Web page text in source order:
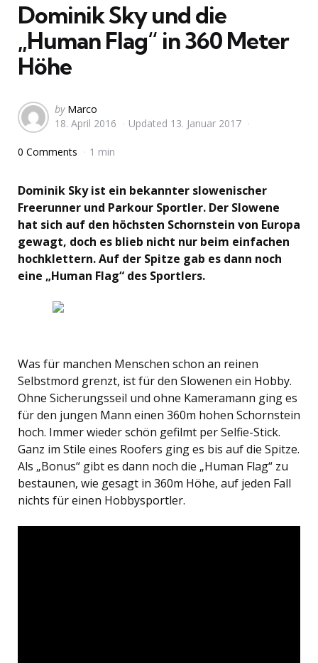
Dominik Sky und die
„Human Flag“ in 360 Meter
Höhe
Posted
by
by Marco
18. April 2016
Updated 13. Januar 2017
0 Comments 1 min
Dominik Sky ist ein bekannter slowenischer
Freerunner und Parkour Sportler. Der Slowene
hat sich auf den höchsten Schornstein von Europa
gewagt, doch es blieb nicht nur beim einfachen
hochklettern. Auf der Spitze gab es dann noch
eine „Human Flag“ des Sportlers.
Was für manchen Menschen schon an reinen
Selbstmord grenzt, ist für den Slowenen ein Hobby.
Ohne Sicherungsseil und ohne Kameramann ging es
für den jungen Mann einen 360m hohen Schornstein
hoch. Immer wieder schön gefilmt per Selfie-Stick.
Ganz im Stile eines Roofers ging es bis auf die Spitze.
Als „Bonus“ gibt es dann noch die „Human Flag“ zu
bestaunen, wie gesagt in 360m Höhe, auf jeden Fall
nichts für einen Hobbysportler.